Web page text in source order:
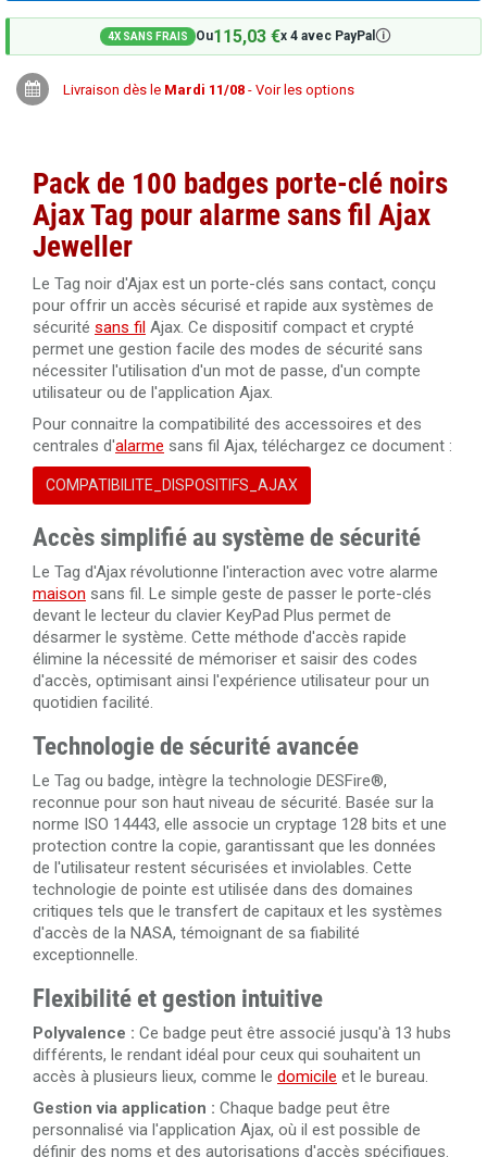
4X SANS FRAIS Ou115,03 €x 4 avec PayPal🛈
Livraison dès le Mardi 11/08 - Voir les options
Pack de 100 badges porte-clé noirs
Ajax Tag pour alarme sans fil Ajax
Jeweller
Le Tag noir d'Ajax est un porte-clés sans contact, conçu
pour offrir un accès sécurisé et rapide aux systèmes de
sécurité sans fil Ajax. Ce dispositif compact et crypté
permet une gestion facile des modes de sécurité sans
nécessiter l'utilisation d'un mot de passe, d'un compte
utilisateur ou de l'application Ajax.
Pour connaitre la compatibilité des accessoires et des
centrales d'alarme sans fil Ajax, téléchargez ce document :
COMPATIBILITE_DISPOSITIFS_AJAX
Accès simplifié au système de sécurité
Le Tag d'Ajax révolutionne l'interaction avec votre alarme
maison sans fil. Le simple geste de passer le porte-clés
devant le lecteur du clavier KeyPad Plus permet de
désarmer le système. Cette méthode d'accès rapide
élimine la nécessité de mémoriser et saisir des codes
d'accès, optimisant ainsi l'expérience utilisateur pour un
quotidien facilité.
Technologie de sécurité avancée
Le Tag ou badge, intègre la technologie DESFire®,
reconnue pour son haut niveau de sécurité. Basée sur la
norme ISO 14443, elle associe un cryptage 128 bits et une
protection contre la copie, garantissant que les données
de l'utilisateur restent sécurisées et inviolables. Cette
technologie de pointe est utilisée dans des domaines
critiques tels que le transfert de capitaux et les systèmes
d'accès de la NASA, témoignant de sa fiabilité
exceptionnelle.
Flexibilité et gestion intuitive
Polyvalence : Ce badge peut être associé jusqu'à 13 hubs
différents, le rendant idéal pour ceux qui souhaitent un
accès à plusieurs lieux, comme le domicile et le bureau.
Gestion via application : Chaque badge peut être
personnalisé via l'application Ajax, où il est possible de
définir des noms et des autorisations d'accès spécifiques.